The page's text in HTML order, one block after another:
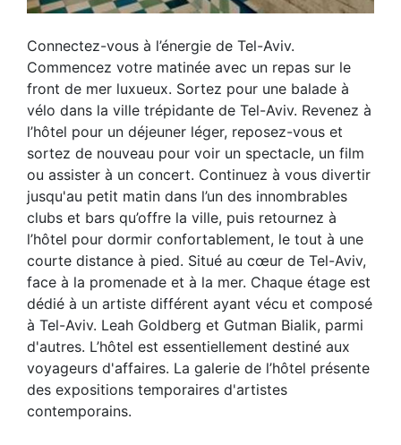
Connectez-vous à l’énergie de Tel-Aviv.
Commencez votre matinée avec un repas sur le
front de mer luxueux. Sortez pour une balade à
vélo dans la ville trépidante de Tel-Aviv. Revenez à
l’hôtel pour un déjeuner léger, reposez-vous et
sortez de nouveau pour voir un spectacle, un film
ou assister à un concert. Continuez à vous divertir
jusqu'au petit matin dans l’un des innombrables
clubs et bars qu’offre la ville, puis retournez à
l’hôtel pour dormir confortablement, le tout à une
courte distance à pied. Situé au cœur de Tel-Aviv,
face à la promenade et à la mer. Chaque étage est
dédié à un artiste différent ayant vécu et composé
à Tel-Aviv. Leah Goldberg et Gutman Bialik, parmi
d'autres. L’hôtel est essentiellement destiné aux
voyageurs d'affaires. La galerie de l’hôtel présente
des expositions temporaires d'artistes
contemporains.